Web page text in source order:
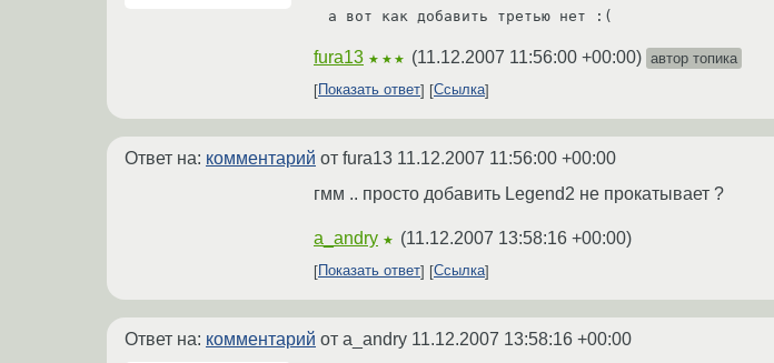
а вот как добавить третью нет :(
fura13 ★★★ (11.12.2007 11:56:00 +00:00) автор топика
Показать ответ
Ссылка
Ответ на: комментарий от fura13 11.12.2007 11:56:00 +00:00
гмм .. просто добавить Legend2 не прокатывает ?
a_andry ★ (11.12.2007 13:58:16 +00:00)
Показать ответ Ссылка
Ответ на: комментарий от a_andry 11.12.2007 13:58:16 +00:00